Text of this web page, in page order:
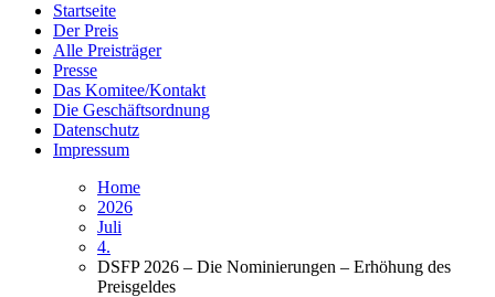
Startseite
Der Preis
Alle Preisträger
Presse
Das Komitee/Kontakt
Die Geschäftsordnung
Datenschutz
Impressum
Home
2026
Juli
4.
DSFP 2026 – Die Nominierungen – Erhöhung des
Preisgeldes